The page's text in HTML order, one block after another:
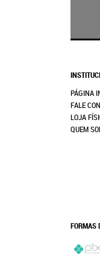
PÁGINA
FALE
LOJA
QUEM
FORMAS